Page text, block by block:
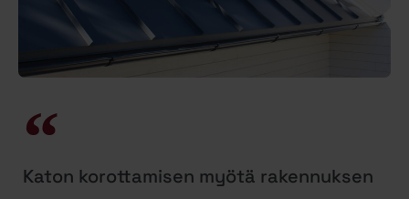
Katon korottamisen myötä rakennuksen